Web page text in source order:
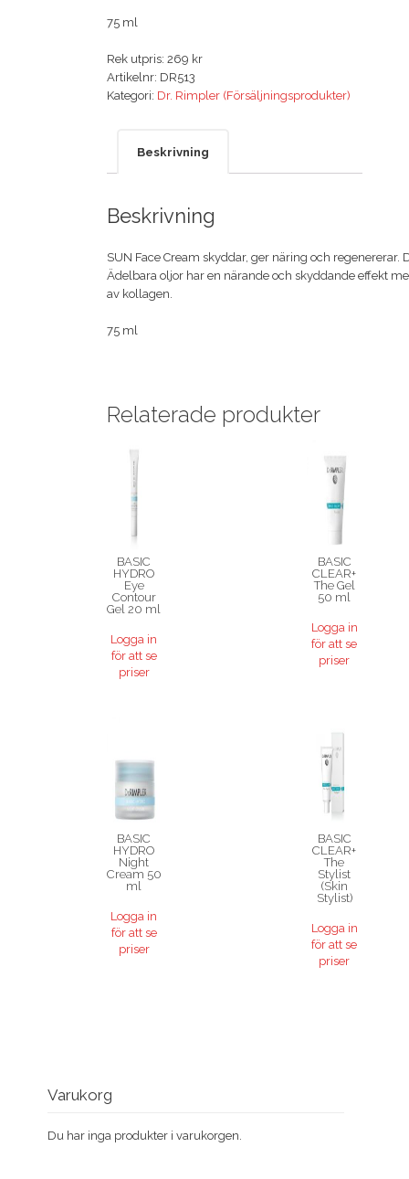
75 ml
Rek utpris: 269 kr
Artikelnr: DR513
Kategori: Dr. Rimpler (Försäljningsprodukter)
Beskrivning
Beskrivning
SUN Face Cream skyddar, ger näring och
Ädelbara oljor har en närande och skyddande effekt
av kollagen.
75 ml
Relaterade produkter
BASIC
HYDRO
Eye
Contour
Gel 20 ml
Logga in
för att se
priser
BASIC
CLEAR+
The Gel
50 ml
Logga in
för att se
priser
BASIC
HYDRO
Night
Cream 50
ml
Logga in
för att se
priser
BASIC
CLEAR+
The
Stylist
(Skin
Stylist)
Logga in
för att se
priser
Varukorg
Du har inga produkter i varukorgen.